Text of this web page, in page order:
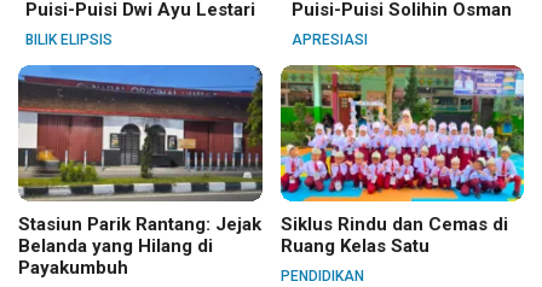
Puisi-Puisi Dwi Ayu Lestari
BILIK ELIPSIS
Puisi-Puisi Solihin Osman
APRESIASI
Stasiun Parik Rantang: Jejak
Belanda yang Hilang di
Payakumbuh
Siklus Rindu dan Cemas di
Ruang Kelas Satu
PENDIDIKAN